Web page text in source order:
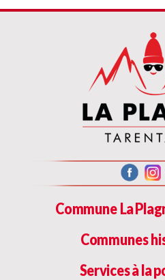
Commune La
Communes
Services à la